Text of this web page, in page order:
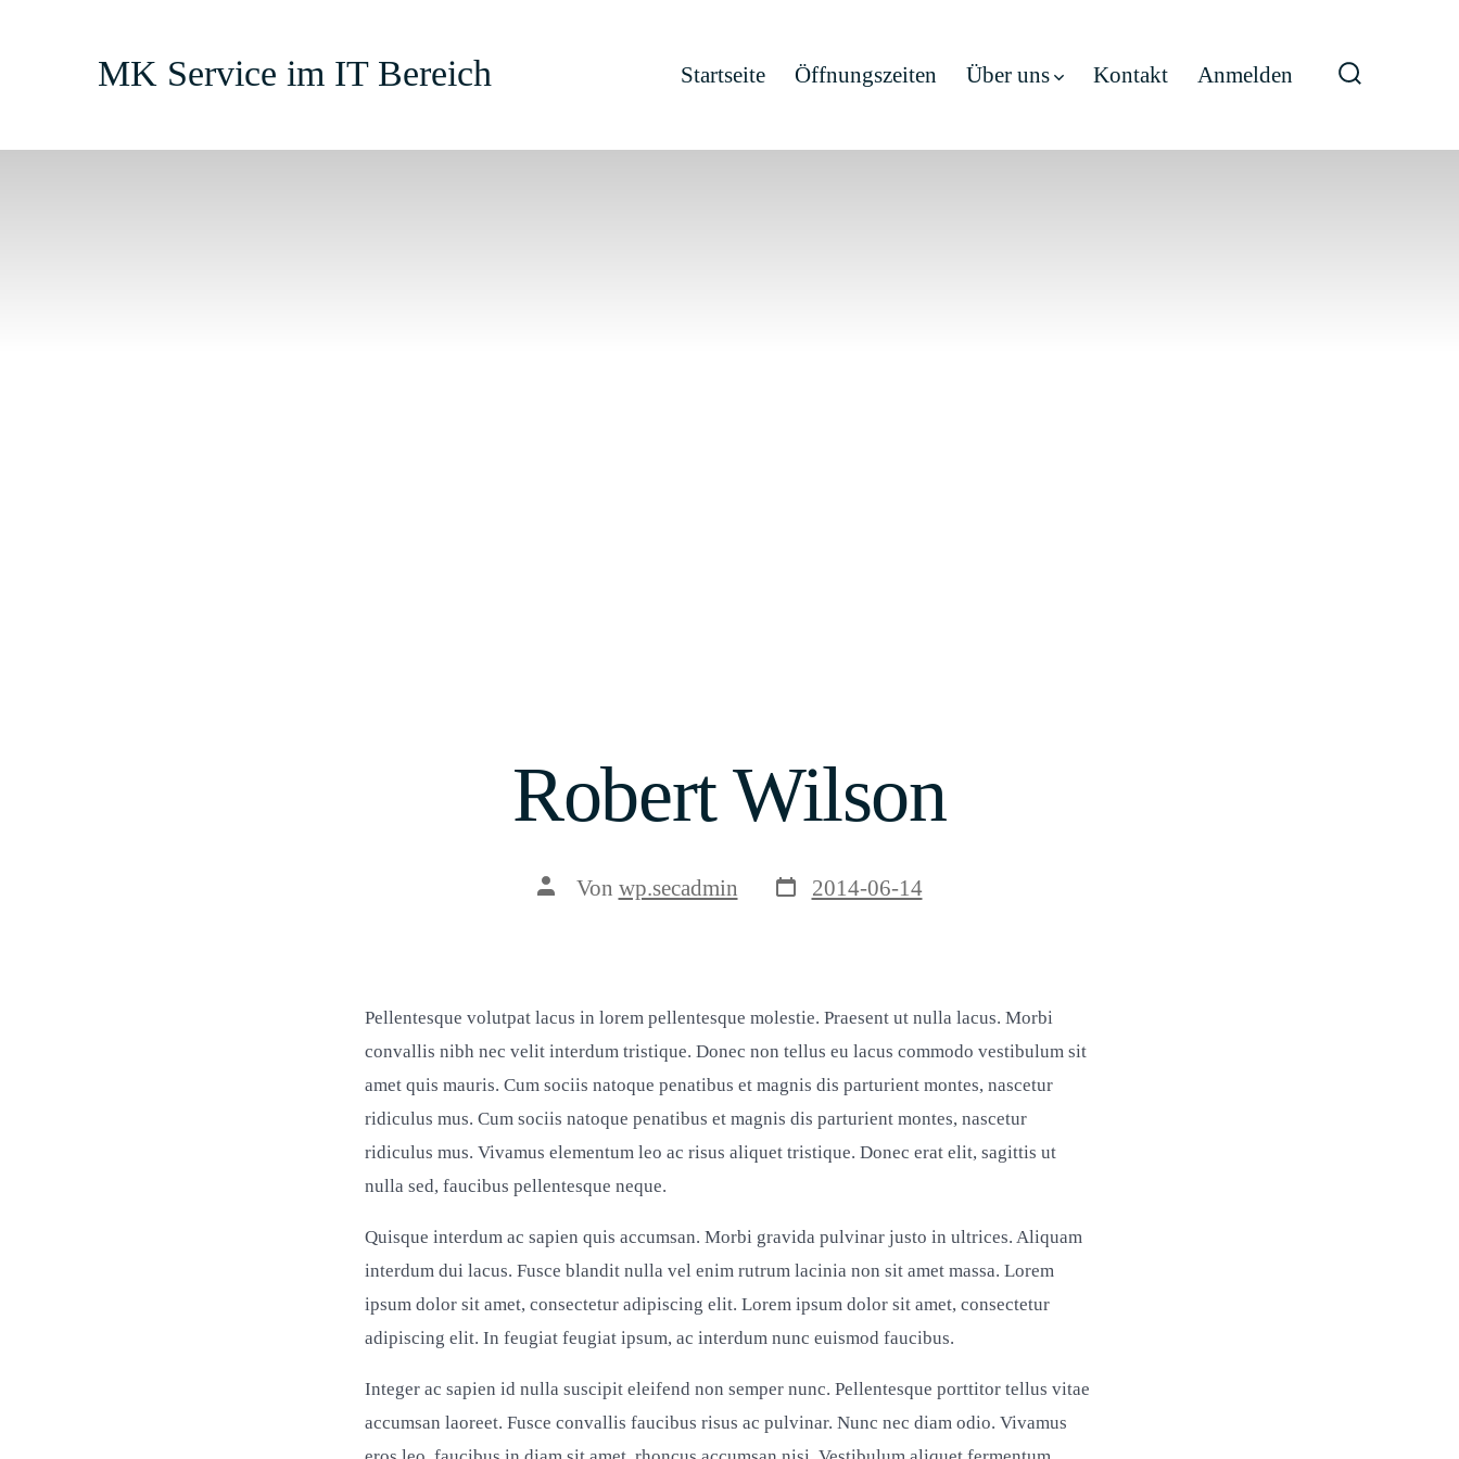
MK Service im IT Bereich Startseite Öffnungszeiten Über uns Kontakt Anmelden
Robert Wilson
Beitragsautor
Von wp.secadmin Veröffentlichungsdatum
2014-06-14
Pellentesque volutpat lacus in lorem pellentesque molestie. Praesent ut nulla lacus. Morbi
convallis nibh nec velit interdum tristique. Donec non tellus eu lacus commodo vestibulum sit
amet quis mauris. Cum sociis natoque penatibus et magnis dis parturient montes, nascetur
ridiculus mus. Cum sociis natoque penatibus et magnis dis parturient montes, nascetur
ridiculus mus. Vivamus elementum leo ac risus aliquet tristique. Donec erat elit, sagittis ut
nulla sed, faucibus pellentesque neque.
Quisque interdum ac sapien quis accumsan. Morbi gravida pulvinar justo in ultrices. Aliquam
interdum dui lacus. Fusce blandit nulla vel enim rutrum lacinia non sit amet massa. Lorem
ipsum dolor sit amet, consectetur adipiscing elit. Lorem ipsum dolor sit amet, consectetur
adipiscing elit. In feugiat feugiat ipsum, ac interdum nunc euismod faucibus.
Integer ac sapien id nulla suscipit eleifend non semper nunc. Pellentesque porttitor tellus vitae
accumsan laoreet. Fusce convallis faucibus risus ac pulvinar. Nunc nec diam odio. Vivamus